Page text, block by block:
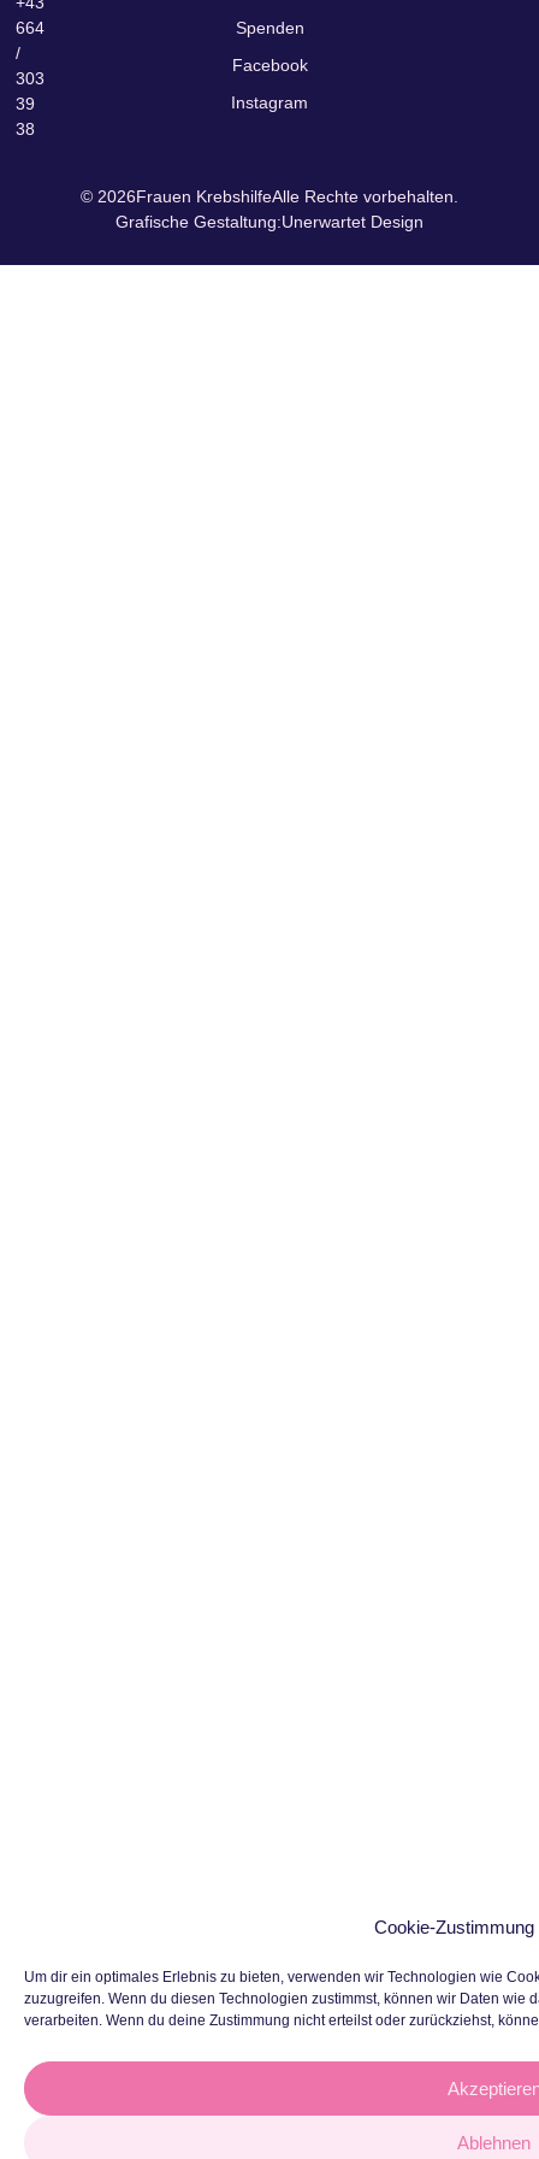
Cookie-Zustimmung
Um dir ein optimales Erlebnis zu bieten, verwenden wir Technologien wie
zuzugreifen. Wenn du diesen Technologien zustimmst, können wir Daten wie
verarbeiten. Wenn du deine Zustimmung nicht erteilst oder zurückziehst,
Ablehnen
664
/
303
39
38
Spenden
Facebook
Instagram
© 2026Frauen KrebshilfeAlle Rechte vorbehalten.
Grafische Gestaltung:Unerwartet Design